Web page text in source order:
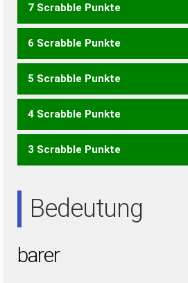
7 Scrabble Punkte
BARRE
6 Scrabble Punkte
ABER BARR RABE
5 Scrabble Punkte
BRR ERB
4 Scrabble Punkte
RARE
3 Scrabble Punkte
Bedeutung
barer